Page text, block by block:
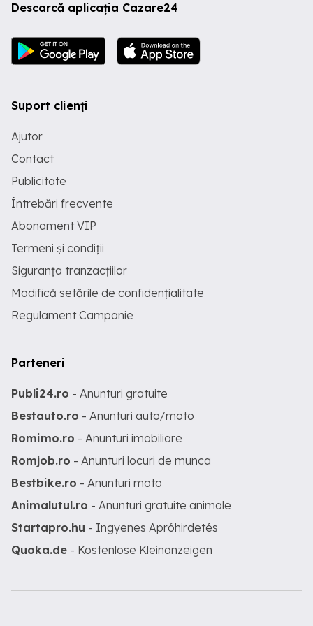
Descarcă aplicația Cazare24
Suport clienți
Ajutor
Contact
Publicitate
Întrebări frecvente
Abonament VIP
Termeni și condiții
Siguranța tranzacțiilor
Modifică setările de confidențialitate
Regulament Campanie
Parteneri
Publi24.ro - Anunturi gratuite
Bestauto.ro - Anunturi auto/moto
Romimo.ro - Anunturi imobiliare
Romjob.ro - Anunturi locuri de munca
Bestbike.ro - Anunturi moto
Animalutul.ro - Anunturi gratuite animale
Startapro.hu - Ingyenes Apróhirdetés
Quoka.de - Kostenlose Kleinanzeigen